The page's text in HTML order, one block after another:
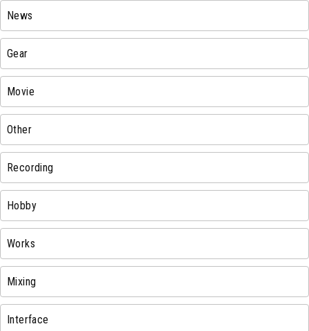
News
Gear
Movie
Other
Recording
Hobby
Works
Mixing
Interface